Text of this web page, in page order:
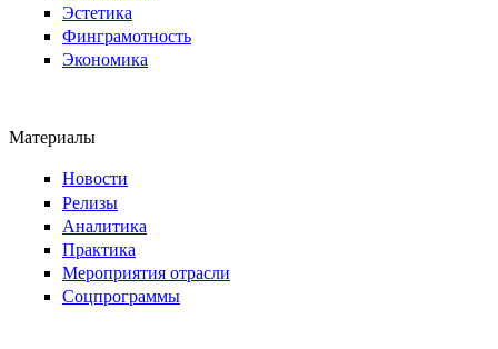
Эстетика
Финграмотность
Экономика
Материалы
Новости
Релизы
Аналитика
Практика
Мероприятия отрасли
Соцпрограммы